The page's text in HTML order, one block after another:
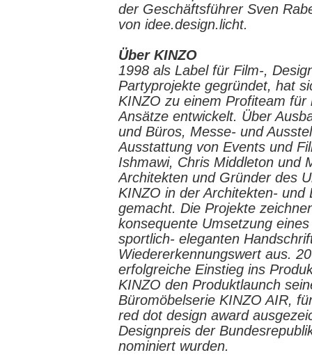
der Geschäftsführer Sven
von idee.design.licht.
Über KINZO
1998 als Label für Film-,
Partyprojekte gegründet, hat
KINZO zu einem Profiteam für
Ansätze entwickelt. Über
und Büros, Messe- und
Ausstattung von Events und
Ishmawi, Chris Middleton und
Architekten und Gründer des
KINZO in der Architekten- und
gemacht. Die Projekte
konsequente Umsetzung
sportlich- eleganten
Wiedererkennungswert aus.
erfolgreiche Einstieg ins
KINZO den Produktlaunch
Büromöbelserie KINZO AIR,
red dot design award
Designpreis der
nominiert wurden.